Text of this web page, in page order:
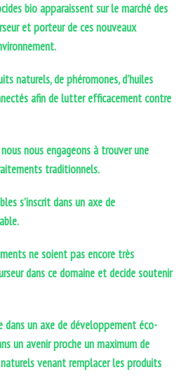
bio apparaissent sur le marché des
et porteur de ces nouveaux
naturels, de phéromones, d’huiles
afin de lutter efficacement contre
nous engageons à trouver une
traditionnels.
s’inscrit dans un axe de
ne soient pas encore très
dans ce domaine et decide soutenir
dans un axe de développement éco-
un avenir proche un maximum de
venant remplacer les produits